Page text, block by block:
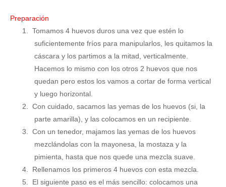
Preparación
1.
Tomamos 4 huevos duros una vez que estén lo
suficientemente fríos para manipularlos, les quitamos la
cáscara y los partimos a la mitad, verticalmente.
Hacemos lo mismo con los otros 2 huevos que nos
quedan pero estos los vamos a cortar de forma vertical
y luego horizontal.
2.
Con cuidado, sacamos las yemas de los huevos (si, la
parte amarilla), y las colocamos en un recipiente.
3.
Con un tenedor, majamos las yemas de los huevos
mezclándolas con la mayonesa, la mostaza y la
pimienta, hasta que nos quede una mezcla suave.
4.
Rellenamos los primeros 4 huevos con esta mezcla.
5.
El siguiente paso es el más sencillo: colocamos una